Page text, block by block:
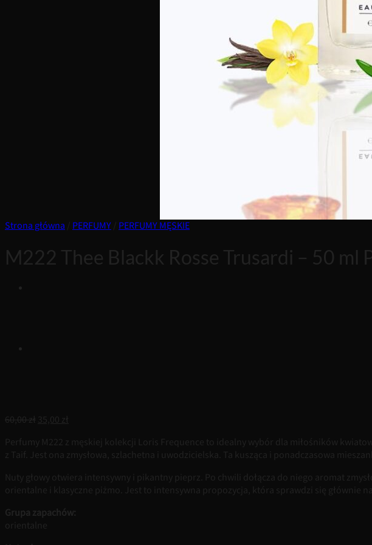
Strona główna PERFUMY PERFUMY MĘSKIE
M222 Thee Blackk Rosse Trusardi – 50 ml
60,00zł Pierwotna
wynosiła:
60,00 zł.
35,00 zł
wynosi:
35,00 zł.
Perfumy M222 z męskiej kolekcji Loris Frequence to idealny wybór dla miłośników
z Taif. Jest ona zmysłowa, szlachetna i uwodzicielska. Ta kusząca i ponadczasowa
Nuty głowy otwiera intensywny i pikantny pieprz. Po chwili dołącza do niego aromat
orientalne i klasyczne piżmo. Jest to intensywna propozycja, która sprawdzi się głównie
Grupa zapachów:
orientalne